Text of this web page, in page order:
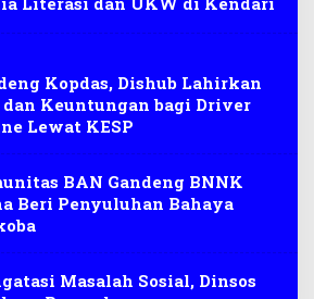
Kopdas, Dishub Lahirkan
dan Keuntungan bagi Driver
Lewat KESP
BAN Gandeng BNNK
Beri Penyuluhan Bahaya
Masalah Sosial, Dinsos